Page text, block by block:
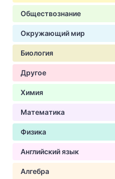
Обществознание
Окружающий мир
Биология
Другое
Химия
Математика
Физика
Английский язык
Алгебра